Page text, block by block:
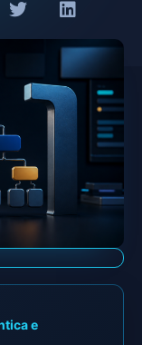
e